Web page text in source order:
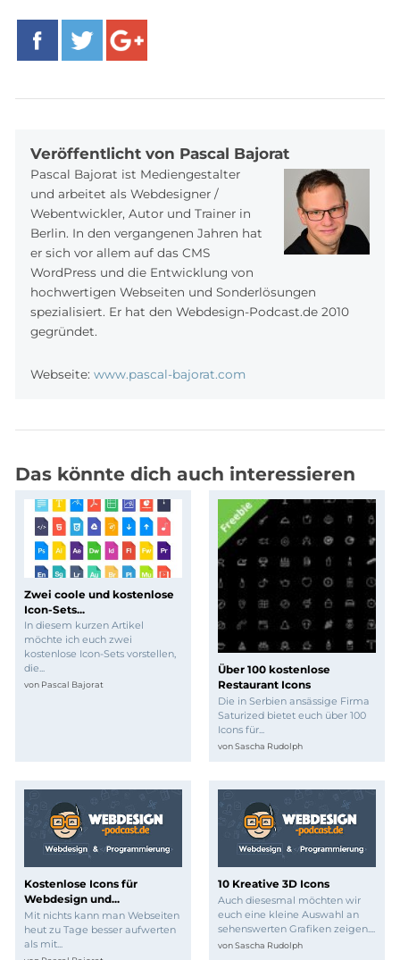
FacebookTwitterGoogle+
Veröffentlicht von Pascal Bajorat
Pascal Bajorat ist Mediengestalter
und arbeitet als Webdesigner /
Webentwickler, Autor und Trainer in
Berlin. In den vergangenen Jahren hat
er sich vor allem auf das CMS
WordPress und die Entwicklung von
hochwertigen Webseiten und Sonderlösungen
spezialisiert. Er hat den Webdesign-Podcast.de 2010
gegründet.
Webseite: www.pascal-bajorat.com
Das könnte dich auch interessieren
Zwei coole und kostenlose
Icon-Sets...
In diesem kurzen Artikel
möchte ich euch zwei
kostenlose Icon-Sets vorstellen,
die...
von Pascal Bajorat
Über 100 kostenlose
Restaurant Icons
Die in Serbien ansässige Firma
Saturized bietet euch über 100
Icons für...
vonSascha Rudolph
Kostenlose Icons für
Webdesign und...
Mit nichts kann man Webseiten
heut zu Tage besser aufwerten
als mit...
10 Kreative 3D Icons
Auch diesesmal möchten wir
euch eine kleine Auswahl an
sehenswerten Grafiken zeigen....
vonSascha Rudolph